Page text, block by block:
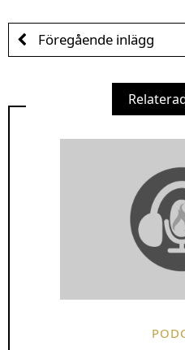
Föregående inlägg